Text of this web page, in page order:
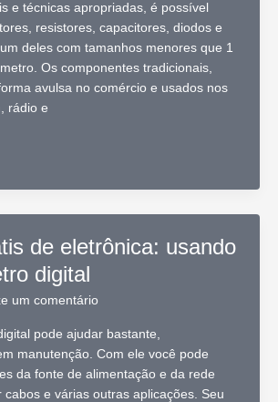
e técnicas apropriadas, é possível
resistores, capacitores, diodos e
deles com tamanhos menores que 1
Os componentes tradicionais,
avulsa no comércio e usados nos
rádio e
de eletrônica: usando
digital
um comentário
pode ajudar bastante,
manutenção. Com ele você pode
da fonte de alimentação e da rede
cabos e várias outras aplicações. Seu